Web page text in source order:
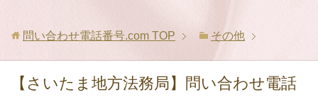
問い合わせ電話番号.com TOP その他
【さいたま地方法務局】問い合わせ電話